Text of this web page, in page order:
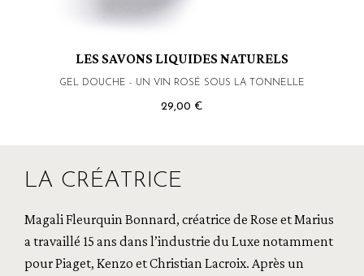
LES SAVONS LIQUIDES NATURELS
GEL DOUCHE - UN VIN ROSÉ SOUS LA TONNELLE
29,00 €
LA CRÉATRICE
Magali Fleurquin Bonnard, créatrice de Rose et Marius
a travaillé 15 ans dans l’industrie du Luxe notamment
pour Piaget, Kenzo et Christian Lacroix. Après un